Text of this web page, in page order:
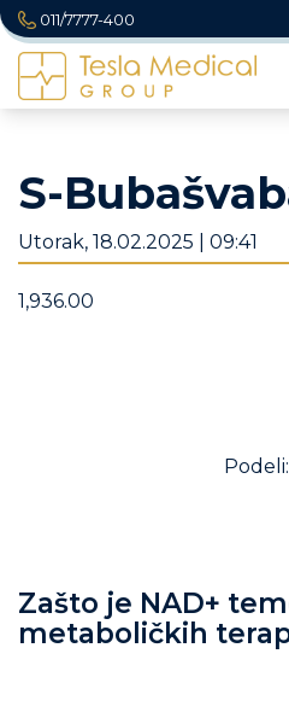
011/7777-400
S-
Utorak, 18.02.2025 | 09:41
1,936.00
Podeli:
Zašto je NAD+
metaboličkih